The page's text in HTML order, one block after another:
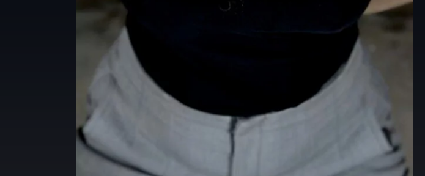
Blackwork: utilizza solo il nero,
giocando con pieni e vuoti. Il
risultato è un drago compatto e
imponente, che trasmette
autorità e solidità. È uno stile
molto apprezzato da chi
preferisce un tatuaggio deciso e
senza tempo.